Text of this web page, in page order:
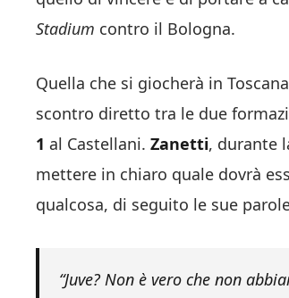
Stadium contro il Bologna.
Quella che si giocherà in
scontro diretto tra le due
1 al Castellani. Zanetti, durante
mettere in chiaro quale dovrà
qualcosa, di seguito le sue
“Juve? Non è vero che non